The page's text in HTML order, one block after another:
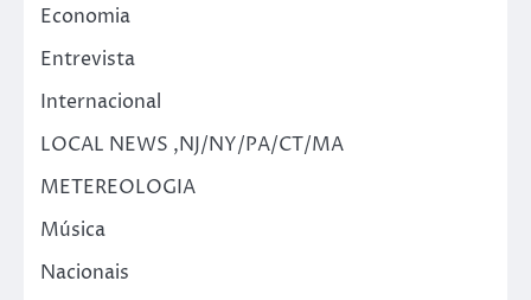
Economia
Entrevista
Internacional
LOCAL NEWS ,NJ/NY/PA/CT/MA
METEREOLOGIA
Música
Nacionais